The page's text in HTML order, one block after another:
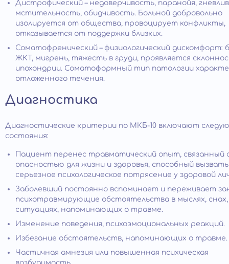
Дистрофический – недоверчивость, паранойя,
мстительность, обидчивость. Больной добровольно
изолируется от общества, провоцирует конфликты,
отказывается от поддержки близких.
Соматофренический – физиологический дискомфорт:
ЖКТ, мигрень, тяжесть в груди, проявляется
ипохондрии. Соматоформный тип патологии
отложенного течения.
Диагностика
Диагностические критерии по МКБ-10 включают
состояния:
Пациент перенес травматический опыт, связанный
опасностью для жизни и здоровья, способный вызвать
серьезное психологическое потрясение у здоровой
Заболевший постоянно вспоминает и переживает
психотравмирующие обстоятельства в мыслях, снах,
ситуациях, напоминающих о травме.
Изменение поведения, психоэмоциональных реакций.
Избегание обстоятельств, напоминающих о травме.
Частичная амнезия или повышенная психическая